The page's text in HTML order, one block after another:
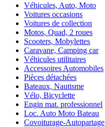
Véhicules, Auto, Moto
Voitures occasions
Voitures de collection
Motos, Quad, 2 roues
Scooters, Mobylettes
Caravane, Camping car
Véhicules utilitaires
Accessoires Automobiles
Pièces détachées
Bateaux, Nautisme
Vélo, Bicyclette
Engin mat. professionnel
Loc. Auto Moto Bateau
Covoiturage-Autopartage